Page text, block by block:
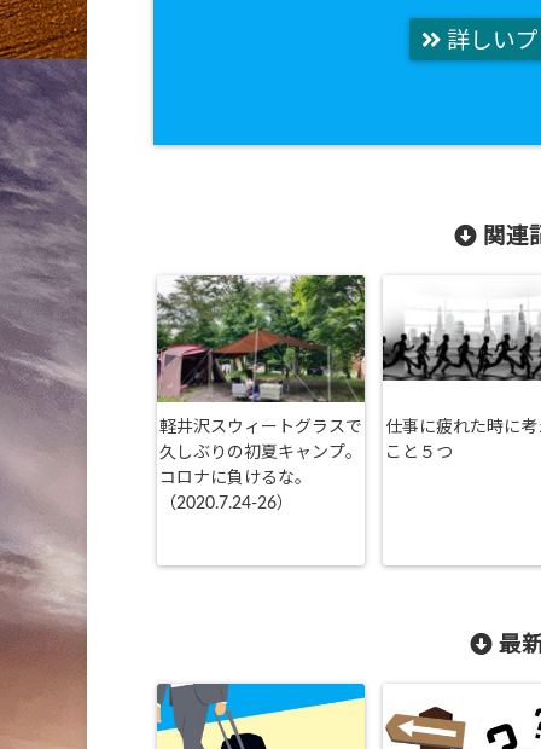
詳しいプ
関連
軽井沢スウィートグラスで
久しぶりの初夏キャンプ。
コロナに負けるな。
（2020.7.24-26）
仕事に疲れた時に
こと５つ
最